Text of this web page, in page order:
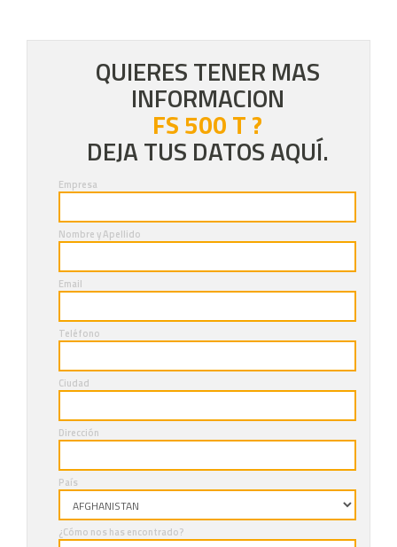
QUIERES TENER MAS
INFORMACION
FS 500 T ?
DEJA TUS DATOS AQUÍ.
Empresa
Nombre y Apellido
Email
Teléfono
Ciudad
Dirección
País
¿Cómo nos has encontrado?